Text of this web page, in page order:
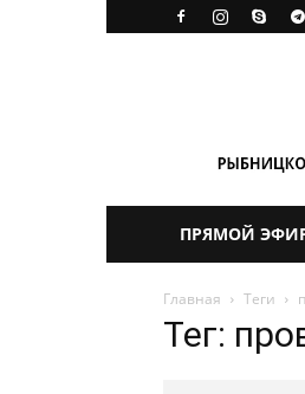
ПРЯМОЙ
Главная Теги
Тег: